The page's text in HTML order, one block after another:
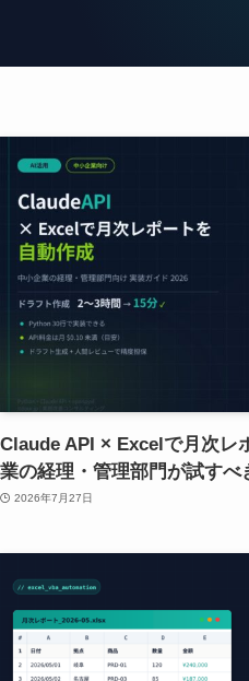
Claude API × Excelで月次
業の経理・管理部門が試すべ
2026年7月27日